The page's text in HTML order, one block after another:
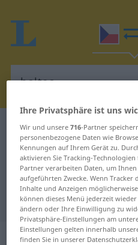
Tschechisch-Deutsch
Tschechisch-
für "boltec"
"boltec" Deutsch
„boltec“:
Ihre Privatsphäre ist uns
Wir und unsere716-Partner
personenbezogene Daten wie
Kennungen auf Ihrem Gerät zu.
aktivieren Sie Tracking-
Partner verarbeiten Daten, um
aufgeführten Zwecke. Wenn Tracker
Inhalte und Anzeigen
können dieses Menü jederzeit
ändern oder Ihre Einwilligung zu
Privatsphäre-Einstellungen am
Einstellungen gelten innerhalb
finden Sie in unserer